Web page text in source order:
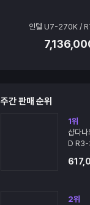
인텔 U7-270K /
주간 판매 순위
1위
샵다
D
2위